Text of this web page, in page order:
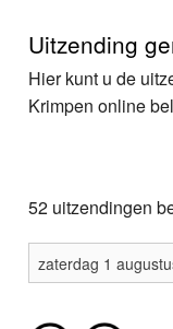
Video
Webcam
Uitzending
Hier kunt u de
Krimpen online
52 uitzendingen